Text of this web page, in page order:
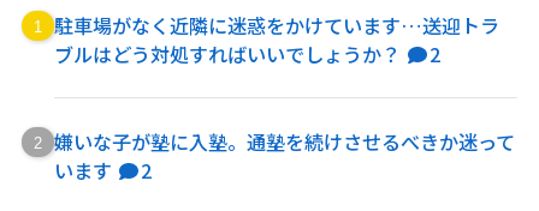
駐車場がなく近隣に迷惑をかけています…送迎トラ
ブルはどう対処すればいいでしょうか？
2
嫌いな子が塾に入塾。通塾を続けさせるべきか迷って
います
2